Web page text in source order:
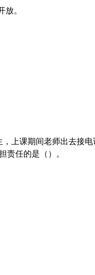
。
上课期间老师出去接
任的是（）。